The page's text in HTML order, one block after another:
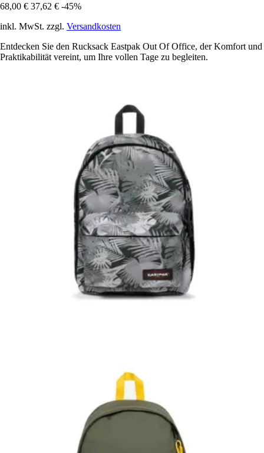
68,00 € 37,62 € -45%
inkl. MwSt. zzgl. Versandkosten
Entdecken Sie den Rucksack Eastpak Out Of Office, der Komfort und
Praktikabilität vereint, um Ihre vollen Tage zu begleiten.